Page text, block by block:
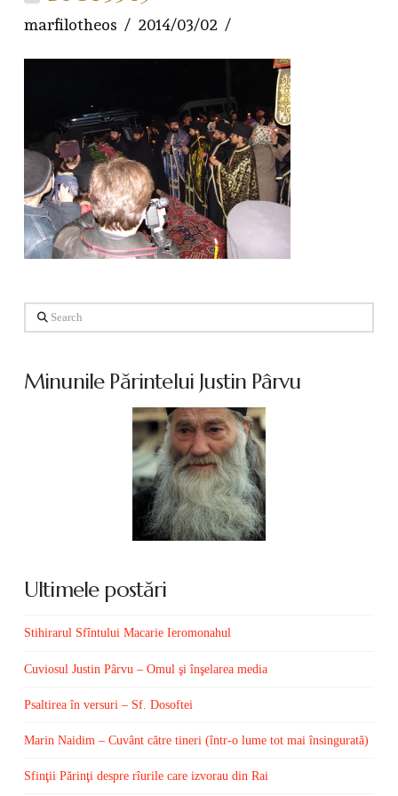
marfilotheos 2014/03/02
Search
Minunile Părintelui Justin Pârvu
Ultimele postări
Stihirarul Sfîntului Macarie Ieromonahul
Cuviosul Justin Pârvu – Omul şi înşelarea media
Psaltirea în versuri – Sf. Dosoftei
Marin Naidim – Cuvânt către tineri (într-o lume tot mai însingurată)
Sfinţii Părinţi despre rîurile care izvorau din Rai